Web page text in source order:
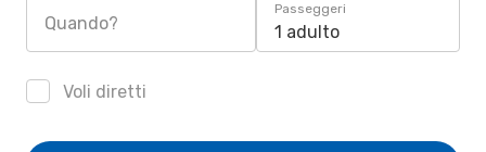
Quando?
Passeggeri
1 adulto
Voli diretti